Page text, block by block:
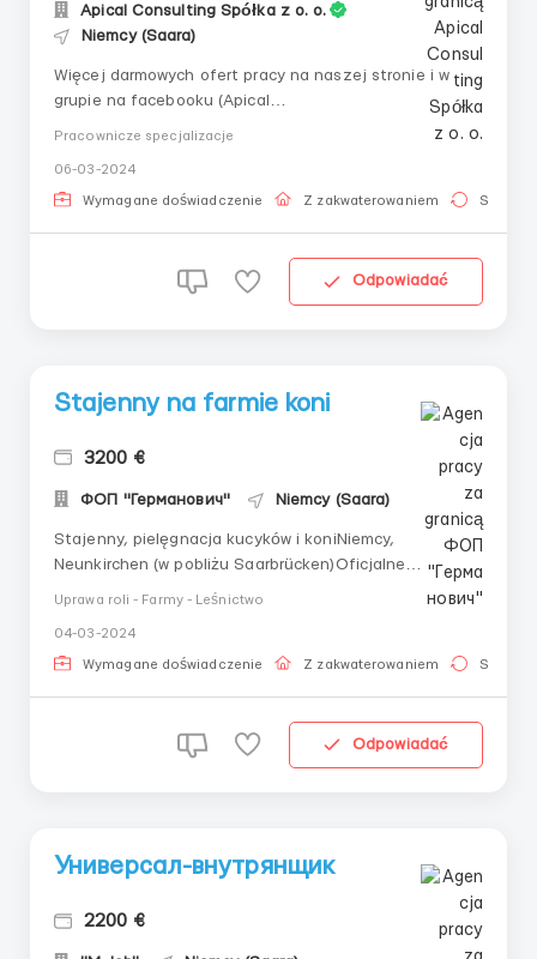
Apical Consulting Spółka z o. o.
Niemcy (Saara)
Więcej darmowych ofert pracy na naszej stronie i w
grupie na facebooku (Apical
Consulting)!___________________________
Niemcy, Illingen💶 Wynagrodzenie (netto): 12 €/godzina
📅 Grafik: pon-pt, 8-10 godzin, sob – czasami🛏
Pracownicze specjalizacje
06-03-2024
Wymagane doświadczenie Z zakwaterowaniem Stała
Odpowiadać
Stajenny na farmie koni
3200 €
ФОП "Германович" Niemcy (Saara)
Stajenny, pielęgnacja kucyków i koniNiemcy,
Neunkirchen (w pobliżu Saarbrücken)Oficjalne
zatrudnienie, umowa o pracę i ubezpieczenie
doświadczeniem w pracy z końmiMożliwe pary
rodzinne.Wynagrodzenie 3200 euro/miesiąc.
Uprawa roli - Farmy - Leśnictwo
04-03-2024
Wymagane doświadczenie Z zakwaterowaniem Stała
Odpowiadać
Универсал-внутрянщик
2200 €